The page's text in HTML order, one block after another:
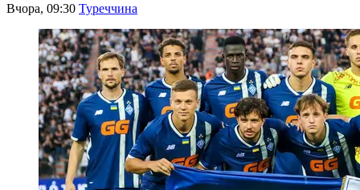
Вчора, 09:30 Туреччина